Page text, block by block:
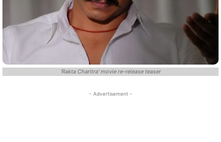
'Rakta Charitra' movie re-release teaser
- Advertisement -